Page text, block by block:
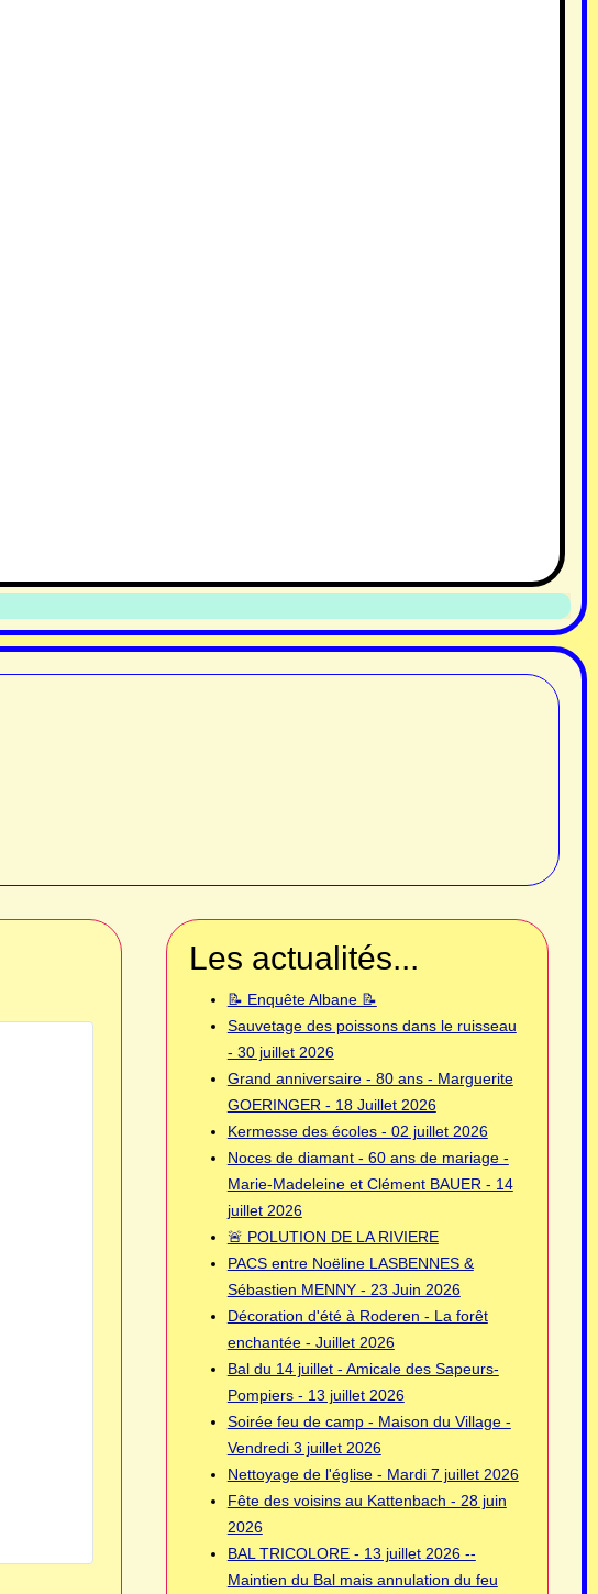
Les actualités...
📝 Enquête Albane 📝
Sauvetage des poissons dans le ruisseau
- 30 juillet 2026
Grand anniversaire - 80 ans - Marguerite
GOERINGER - 18 Juillet 2026
Kermesse des écoles - 02 juillet 2026
Noces de diamant - 60 ans de mariage -
Marie-Madeleine et Clément BAUER - 14
juillet 2026
🚨 POLUTION DE LA RIVIERE
PACS entre Noëline LASBENNES &
Sébastien MENNY - 23 Juin 2026
Décoration d'été à Roderen - La forêt
enchantée - Juillet 2026
Bal du 14 juillet - Amicale des Sapeurs-
Pompiers - 13 juillet 2026
Soirée feu de camp - Maison du Village -
Vendredi 3 juillet 2026
Nettoyage de l'église - Mardi 7 juillet 2026
Fête des voisins au Kattenbach - 28 juin
2026
BAL TRICOLORE - 13 juillet 2026 --
Maintien du Bal mais annulation du feu